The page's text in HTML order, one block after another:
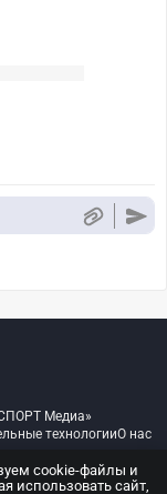
Медиа»
технологииО нас
защищены
cookie-файлы и
использовать сайт,